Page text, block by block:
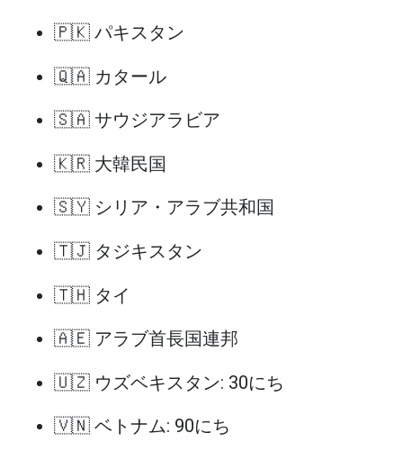
🇵🇰 パキスタン
🇶🇦 カタール
🇸🇦 サウジアラビア
🇰🇷 大韓民国
🇸🇾 シリア・アラブ共和国
🇹🇯 タジキスタン
🇹🇭 タイ
🇦🇪 アラブ首長国連邦
🇺🇿 ウズベキスタン: 30にち
🇻🇳 ベトナム: 90にち